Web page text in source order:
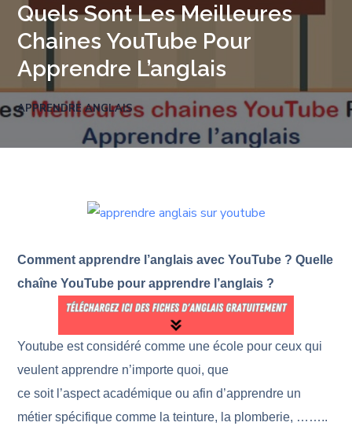
Quels Sont Les Meilleures
Chaines YouTube Pour
Apprendre L’anglais
APPRENDRE ANGLAIS
Comment apprendre l’anglais avec YouTube ? Quelle
chaîne YouTube pour apprendre l’anglais ?
Youtube est considéré comme une école pour ceux qui
veulent apprendre n’importe quoi, que
ce soit l’aspect académique ou afin d’apprendre un
métier spécifique comme la teinture, la plomberie, ……..